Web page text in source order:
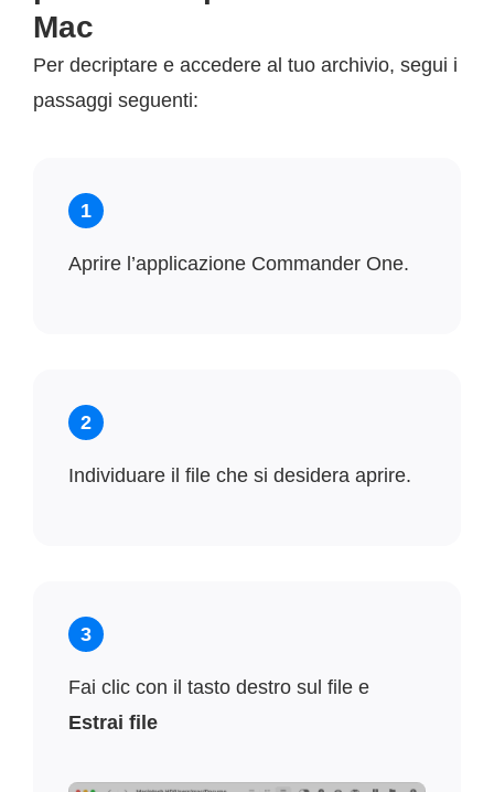
Mac
Per decriptare e accedere al tuo archivio, segui i
passaggi seguenti:
1
Aprire l’applicazione Commander One.
2
Individuare il file che si desidera aprire.
3
Fai clic con il tasto destro sul file e
Estrai file